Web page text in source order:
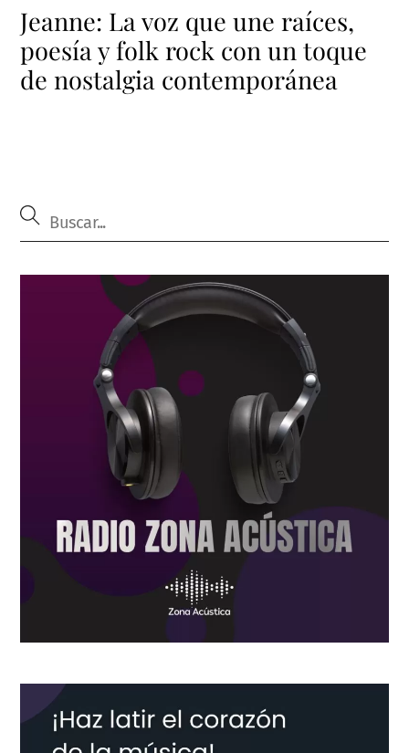
Jeanne: La voz que une raíces,
poesía y folk rock con un toque
de nostalgia contemporánea